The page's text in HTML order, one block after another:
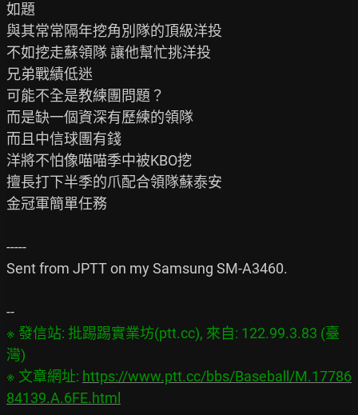
如題
與其常常隔年挖角別隊的頂級洋投
不如挖走蘇領隊 讓他幫忙挑洋投
兄弟戰績低迷
可能不全是教練團問題？
而是缺一個資深有歷練的領隊
而且中信球團有錢
洋將不怕像喵喵季中被KBO挖
擅長打下半季的爪配合領隊蘇泰安
金冠軍簡單任務
-----
Sent from JPTT on my Samsung SM-A3460.
※ 發信站: 批踢踢實業坊(ptt.cc), 來自: 122.99.3.83 (臺
灣)
※ 文章網址: https://www.ptt.cc/bbs/Baseball/M.17786
84139.A.6FE.html